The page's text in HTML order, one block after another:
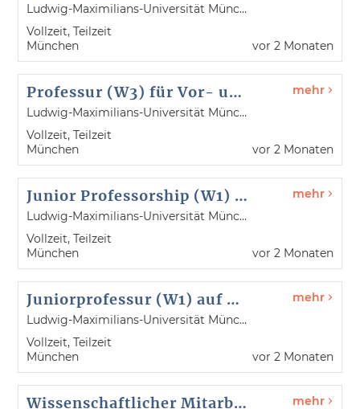
Ludwig-Maximilians-Universität München
Vollzeit, Teilzeit
München
vor 2 Monaten
Professur (W3) für Vor- und Frühgeschichtliche Archäologie (Lehrstuhl)
Ludwig-Maximilians-Universität München
Vollzeit, Teilzeit
München
mehr
vor 2 Monaten
Junior Professorship (W1) (for a period of 3 years) of Mathematics of Machine Learning
Ludwig-Maximilians-Universität München
Vollzeit, Teilzeit
München
mehr
vor 2 Monaten
Juniorprofessur (W1) auf Zeit (3 Jahre) für Mathematik des maschinellen Lernens
Ludwig-Maximilians-Universität München
Vollzeit, Teilzeit
München
mehr
vor 2 Monaten
Wissenschaftlicher Mitarbeiter / Wissenschaftliche Mitarbeiterin (m/w/d) mehr